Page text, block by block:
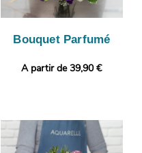
Bouquet Parfumé
A partir de 39,90 €